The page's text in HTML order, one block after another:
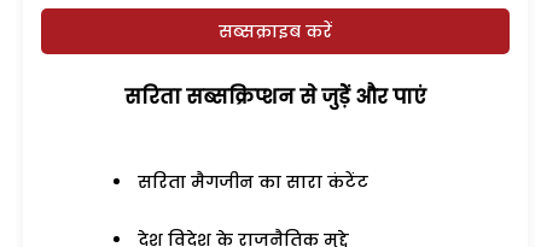
सब्सक्राइब करें
सरिता सब्सक्रिप्शन से जुड़ेें और पाएं
सरिता मैगजीन का सारा कंटेंट
देश विदेश के राजनैतिक मुद्दे